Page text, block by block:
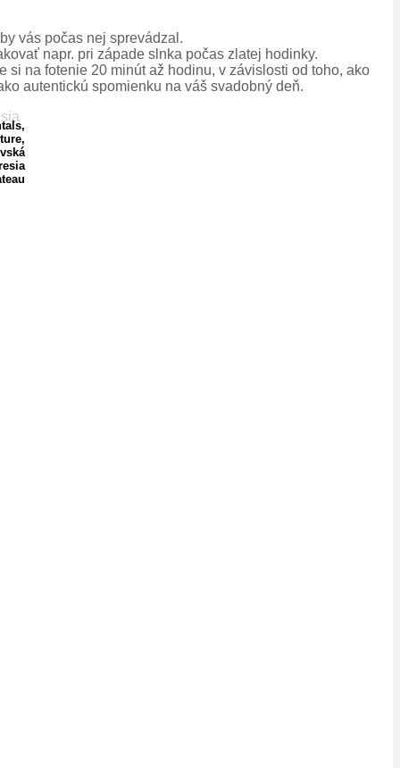
vás počas nej sprevádzal.
napr. pri západe slnka počas zlatej hodinky.
na fotenie 20 minút až hodinu, v závislosti od toho, ako
autentickú spomienku na váš svadobný deň.